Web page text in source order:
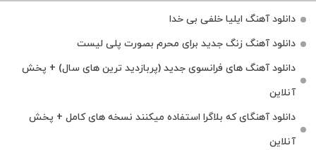
دانلود آهنگ ایلیا خلفی بی خدا
دانلود آهنگ زنگ جدید برای محرم بصورت پلی لیست
دانلود آهنگ های فرانسوی جدید (پربازدید ترین های سال) + پخش
آنلاین
دانلود آهنگای که بلاگرا استفاده میکنند نسخه های کامل + پخش
آنلاین